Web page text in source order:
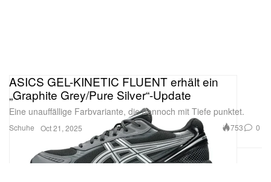
Schuhe
ASICS GEL-KINETIC FLUENT erhält ein
„Graphite Grey/Pure Silver“-Update
Eine unauffällige Farbvariante, die dennoch mit Tiefe punktet.
Oct 21, 2025 753 0